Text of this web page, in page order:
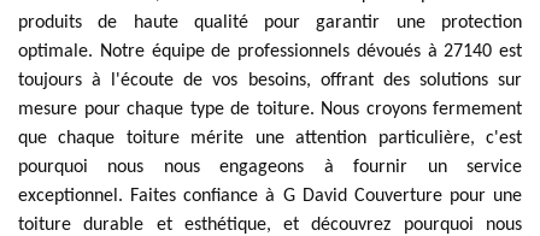
produits de haute qualité pour garantir une protection
optimale. Notre équipe de professionnels dévoués à 27140 est
toujours à l'écoute de vos besoins, offrant des solutions sur
mesure pour chaque type de toiture. Nous croyons fermement
que chaque toiture mérite une attention particulière, c'est
pourquoi nous nous engageons à fournir un service
exceptionnel. Faites confiance à G David Couverture pour une
toiture durable et esthétique, et découvrez pourquoi nous